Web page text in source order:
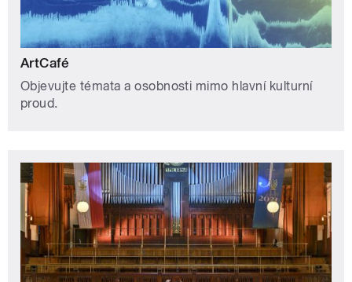
ArtCafé
Objevujte témata a osobnosti mimo hlavní kulturní
proud.